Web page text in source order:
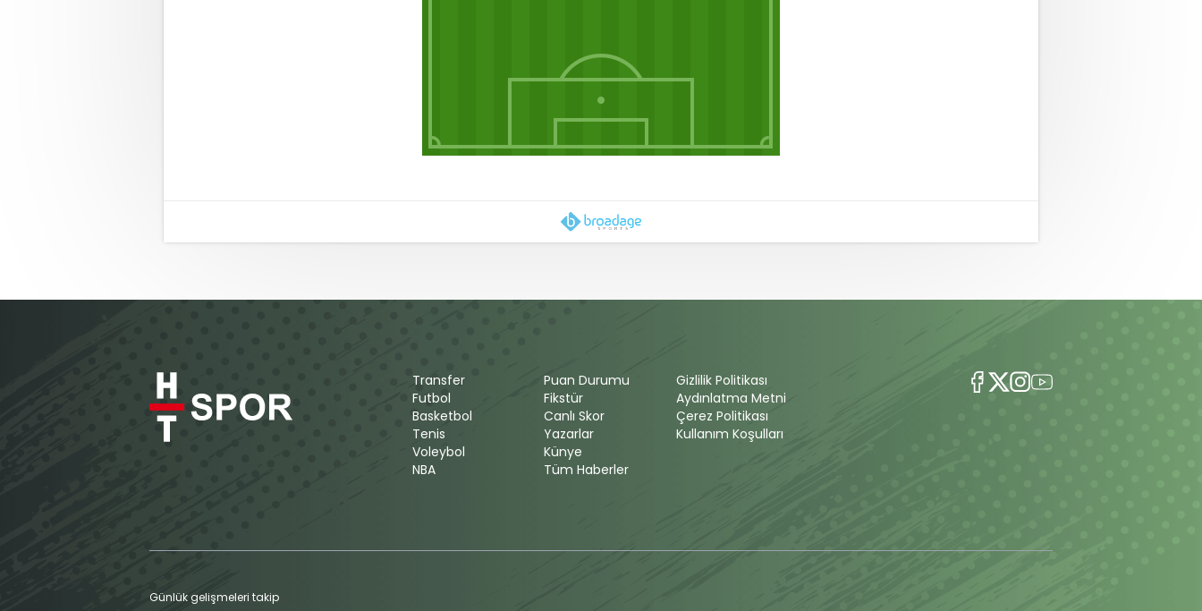
Transfer
Futbol
Basketbol
Tenis
Voleybol
NBA
Puan Durumu
Fikstür
Canlı Skor
Yazarlar
Künye
Tüm Haberler
Gizlilik Politikası
Aydınlatma Metni
Çerez Politikası
Kullanım Koşulları
Günlük gelişmeleri takip